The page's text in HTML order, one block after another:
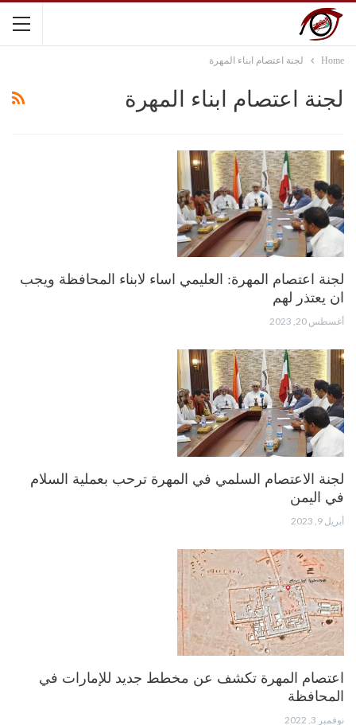
Home لجنة اعتصام ابناء المهرة
لجنة اعتصام ابناء المهرة
لجنة اعتصام المهرة: العليمي اساء لابناء المحافظة ويجب
ان يعتذر لهم
أغسطس 20, 2023
لجنة الاعتصام السلمي في المهرة ترحب بعملية السلام
في اليمن
أبريل 9, 2023
اعتصام المهرة تكشف عن مخطط جديد للإمارات في
المحافظة
نوفمبر 3, 2022